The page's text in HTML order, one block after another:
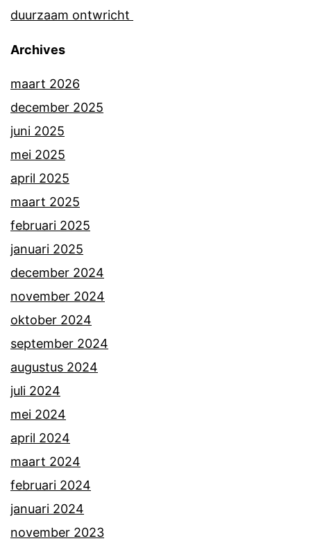
duurzaam ontwricht
Archives
maart 2026
december 2025
juni 2025
mei 2025
april 2025
maart 2025
februari 2025
januari 2025
december 2024
november 2024
oktober 2024
september 2024
augustus 2024
juli 2024
mei 2024
april 2024
maart 2024
februari 2024
januari 2024
november 2023